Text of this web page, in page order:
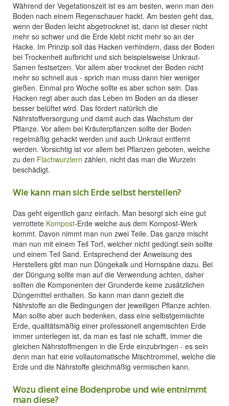
Während der Vegetationszeit ist es am besten, wenn man den
Boden nach einem Regenschauer hackt. Am besten geht das,
wenn der Boden leicht abgetrocknet ist, dann ist dieser nicht
mehr so schwer und die Erde klebt nicht mehr so an der
Hacke. Im Prinzip soll das Hacken verhindern, dass der Boden
bei Trockenheit aufbricht und sich beispielsweise Unkraut-
Samen festsetzen. Vor allem aber trocknet der Boden nicht
mehr so schnell aus - sprich man muss dann hier weniger
gießen. Einmal pro Woche sollte es aber schon sein. Das
Hacken regt aber auch das Leben im Boden an da dieser
besser belüftet wird. Das fördert natürlich die
Nährstoffversorgung und damit auch das Wachstum der
Pflanze. Vor allem bei Kräuterpflanzen sollte der Boden
regelmäßig gehackt werden und auch Unkraut entfernt
werden. Vorsichtig ist vor allem bei Pflanzen geboten, welche
zu den Flachwurzlern zählen, nicht das man die Wurzeln
beschädigt.
Wie kann man sich Erde selbst herstellen?
Das geht eigentlich ganz einfach. Man besorgt sich eine gut
verrottete Kompost-Erde welche aus dem Kompost-Werk
kommt. Davon nimmt man nun zwei Teile. Das ganze mischt
man nun mit einem Teil Torf, welcher nicht gedüngt sein sollte
und einem Teil Sand. Entsprechend der Anweisung des
Herstellers gibt man nun Düngekalk und Hornspäne dazu. Bei
der Düngung sollte man auf die Verwendung achten, daher
sollten die Komponenten der Grunderde keine zusätzlichen
Düngemittel enthalten. So kann man dann gezielt die
Nährstoffe an die Bedingungen der jeweiligen Pflanze achten.
Man sollte aber auch bedenken, dass eine selbstgemischte
Erde, qualitätsmäßig einer professionell angemischten Erde
immer unterlegen ist, da man es fast nie schafft, immer die
gleichen Nährstoffmengen in die Erde einzubringen - es sein
denn man hat eine vollautomatische Mischtrommel, welche die
Erde und die Nährstoffe gleichmäßig vermischen kann.
Wozu dient eine Bodenprobe und wie entnimmt
man diese?